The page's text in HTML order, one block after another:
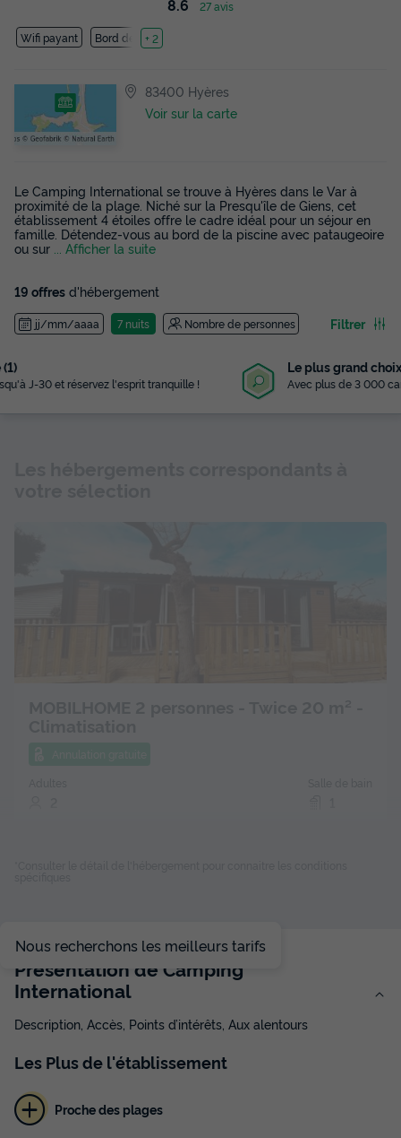
8.6 27 avis
Wifi payant Bord de mer
+ 2
83400 Hyères
Voir sur la carte
Le Camping International se trouve à Hyères dans le Var à
proximité de la plage. Niché sur la Presqu'île de Giens, cet
établissement 4 étoiles offre le cadre idéal pour un séjour en
famille. Détendez-vous au bord de la piscine avec pataugeoire
ou sur
... Afficher la suite
19 offres d'hébergement
jj/mm/aaaa 7 nuits Nombre de personnes Filtrer
Avec plus de 3 000 campings référencés
du26/11/2026au03/12/2026
Meilleur prix pour 7 nuits
Modifier les dates
327 €
Voir les disponibilités
Nous recherchons les meilleurs tarifs
Présentation de Camping
International
Description, Accès, Points d’intérêts, Aux alentours
Les Plusde l'établissement
Proche des plages